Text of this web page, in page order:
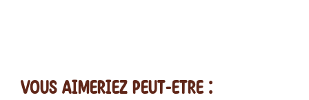
vous AIMERiEZ PEUT-ETRE :